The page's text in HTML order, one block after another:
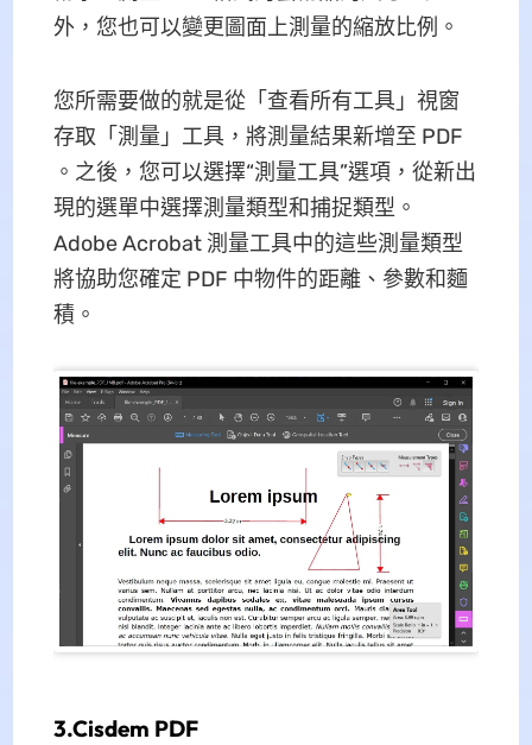
外，您也可以變更圖面上測量的縮放比例。
您所需要做的就是從「查看所有工具」視窗
存取「測量」工具，將測量結果新增至 PDF
。之後，您可以選擇“測量工具”選項，從新出
現的選單中選擇測量類型和捕捉類型。
Adobe Acrobat 測量工具中的這些測量類型
將協助您確定 PDF 中物件的距離、參數和麵
積。
3.Cisdem PDF